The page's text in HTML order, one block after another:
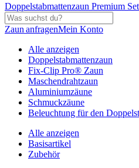
Doppelstabmattenzaun Premium Set
Zaun anfragenMein Konto
Alle anzeigen
Doppelstabmattenzaun
Fix-Clip Pro® Zaun
Maschendrahtzaun
Aluminiumzäune
Schmuckzäune
Beleuchtung für den
Alle anzeigen
Basisartikel
Zubehör